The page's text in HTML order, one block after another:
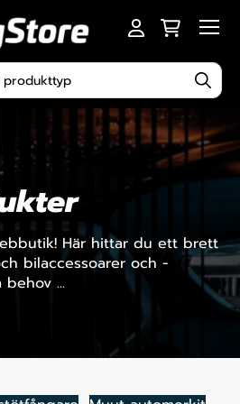
Här hittar du ett brett
bilaccessoarer och -
...